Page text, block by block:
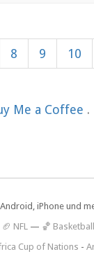
8 9 10
Me a Coffee .
iPhone und
🏈 NFL — 🏀 Basketball
Cup of Nations -